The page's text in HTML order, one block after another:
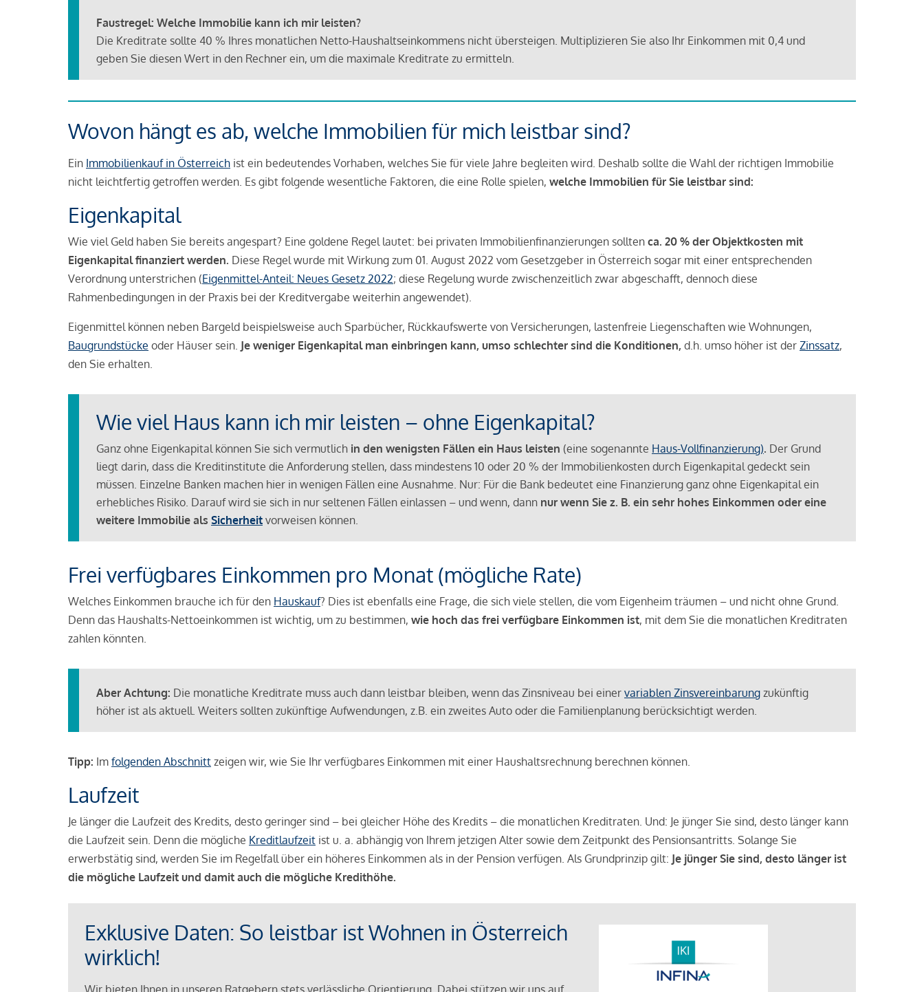
Faustregel: Welche Immobilie kann ich mir leisten?
Die Kreditrate sollte 40 % Ihres monatlichen Netto-Haushaltseinkommens nicht übersteigen. Multiplizieren Sie also Ihr Einkommen mit 0,4 und
geben Sie diesen Wert in den Rechner ein, um die maximale Kreditrate zu ermitteln.
Wovon hängt es ab, welche Immobilien für mich leistbar sind?
Ein Immobilienkauf in Österreich ist ein bedeutendes Vorhaben, welches Sie für viele Jahre begleiten wird. Deshalb sollte die Wahl der richtigen Immobilie
nicht leichtfertig getroffen werden. Es gibt folgende wesentliche Faktoren, die eine Rolle spielen, welche Immobilien für Sie leistbar sind:
Eigenkapital
Wie viel Geld haben Sie bereits angespart? Eine goldene Regel lautet: bei privaten Immobilienfinanzierungen sollten ca. 20 % der Objektkosten mit
Eigenkapital finanziert werden. Diese Regel wurde mit Wirkung zum 01. August 2022 vom Gesetzgeber in Österreich sogar mit einer entsprechenden
Verordnung unterstrichen (Eigenmittel-Anteil: Neues Gesetz 2022; diese Regelung wurde zwischenzeitlich zwar abgeschafft, dennoch diese
Rahmenbedingungen in der Praxis bei der Kreditvergabe weiterhin angewendet).
Eigenmittel können neben Bargeld beispielsweise auch Sparbücher, Rückkaufswerte von Versicherungen, lastenfreie Liegenschaften wie Wohnungen,
Baugrundstücke oder Häuser sein. Je weniger Eigenkapital man einbringen kann, umso schlechter sind die Konditionen, d.h. umso höher ist der Zinssatz,
den Sie erhalten.
Wie viel Haus kann ich mir leisten – ohne Eigenkapital?
Ganz ohne Eigenkapital können Sie sich vermutlich in den wenigsten Fällen ein Haus leisten (eine sogenannte Haus-Vollfinanzierung). Der Grund
liegt darin, dass die Kreditinstitute die Anforderung stellen, dass mindestens 10 oder 20 % der Immobilienkosten durch Eigenkapital gedeckt sein
müssen. Einzelne Banken machen hier in wenigen Fällen eine Ausnahme. Nur: Für die Bank bedeutet eine Finanzierung ganz ohne Eigenkapital ein
erhebliches Risiko. Darauf wird sie sich in nur seltenen Fällen einlassen – und wenn, dann nur wenn Sie z. B. ein sehr hohes Einkommen oder eine
weitere Immobilie als Sicherheit vorweisen können.
Frei verfügbares Einkommen pro Monat (mögliche Rate)
Welches Einkommen brauche ich für den Hauskauf? Dies ist ebenfalls eine Frage, die sich viele stellen, die vom Eigenheim träumen – und nicht ohne Grund.
Denn das Haushalts-Nettoeinkommen ist wichtig, um zu bestimmen, wie hoch das frei verfügbare Einkommen ist, mit dem Sie die monatlichen Kreditraten
zahlen könnten.
Aber Achtung: Die monatliche Kreditrate muss auch dann leistbar bleiben, wenn das Zinsniveau bei einer variablen Zinsvereinbarung zukünftig
höher ist als aktuell. Weiters sollten zukünftige Aufwendungen, z.B. ein zweites Auto oder die Familienplanung berücksichtigt werden.
Tipp: Im folgenden Abschnitt zeigen wir, wie Sie Ihr verfügbares Einkommen mit einer Haushaltsrechnung berechnen können.
Laufzeit
Je länger die Laufzeit des Kredits, desto geringer sind – bei gleicher Höhe des Kredits – die monatlichen Kreditraten. Und: Je jünger Sie sind, desto länger kann
die Laufzeit sein. Denn die mögliche Kreditlaufzeit ist u. a. abhängig von Ihrem jetzigen Alter sowie dem Zeitpunkt des Pensionsantritts. Solange Sie
erwerbstätig sind, werden Sie im Regelfall über ein höheres Einkommen als in der Pension verfügen. Als Grundprinzip gilt: Je jünger Sie sind, desto länger ist
die mögliche Laufzeit und damit auch die mögliche Kredithöhe.
Exklusive Daten: So leistbar ist Wohnen in Österreich
wirklich!